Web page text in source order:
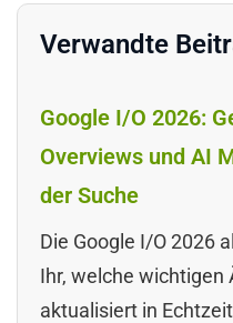
Verwandte
Google I/O 2026:
Overviews und AI
der Suche
Die Google I/O 2026
Ihr, welche wichtigen
aktualisiert in